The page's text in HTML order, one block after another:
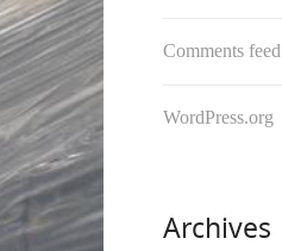
Comments feed
WordPress.org
Archives